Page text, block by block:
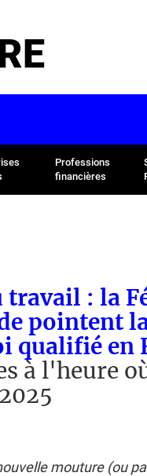
Professions
financières
travail : la
pointent
qualifié en
à l'heure
mouture (ou